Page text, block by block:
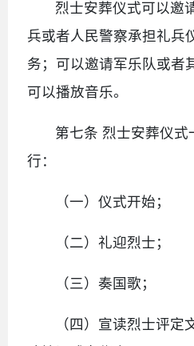
烈士安葬仪式可以邀
兵或者人民警察承担礼兵
务；可以邀请军乐队或者
可以播放音乐。
第七条 烈士安葬仪式
行：
（一）仪式开始；
（二）礼迎烈士；
（三）奏国歌；
（四）宣读烈士评